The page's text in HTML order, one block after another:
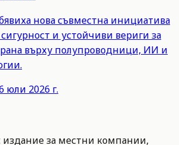
нова съвместна инициатива
и устойчиви вериги за
върху полупроводници, ИИ и
юли 2026 г.
издание за местни компании,